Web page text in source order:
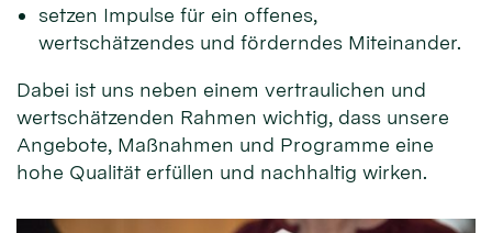
setzen Impulse für ein offenes,
wertschätzendes und förderndes Miteinander.
Dabei ist uns neben einem vertraulichen und
wertschätzenden Rahmen wichtig, dass unsere
Angebote, Maßnahmen und Programme eine
hohe Qualität erfüllen und nachhaltig wirken.